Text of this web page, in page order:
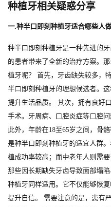
种植牙相关疑惑分享
一.种半口即刻种植牙适合哪些人
种半口即刻种植牙是一种先进的
的患者带来了全新的治疗方案。
植牙呢？ 首先，牙齿缺失较多，
半口即刻种植牙的理想候选者。
提升生活品质。 其次，拥有良好
手术。牙周病、口腔炎症等口腔
此外，年龄在18至65岁之间，骨
是种半口即刻种植牙的适宜人群
植成功率较高；而中老年人则需
那些因长期缺失牙齿导致面部塌
种植牙同样适用。它不仅能够恢
提升自信。 需要注意的是，患有